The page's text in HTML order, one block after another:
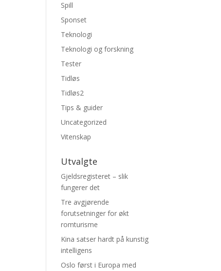
Spill
Sponset
Teknologi
Teknologi og forskning
Tester
Tidløs
Tidløs2
Tips & guider
Uncategorized
Vitenskap
Utvalgte
Gjeldsregisteret – slik
fungerer det
Tre avgjørende
forutsetninger for økt
romturisme
Kina satser hardt på kunstig
intelligens
Oslo først i Europa med